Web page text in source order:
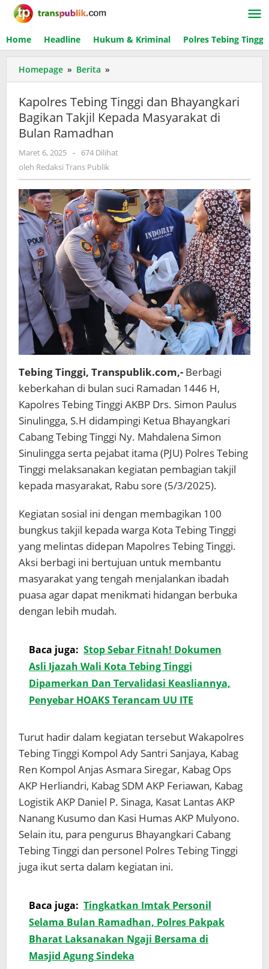
Lewati
Home Headline Hukum & Kriminal Polres Tebing Tinggi
Homepage » Berita »
Tebing
Tinggi
dan
Bhayangkari
Bagikan
Kepada
di
Bulan
Ramadhan
Kapolres Tebing Tinggi dan Bhayangkari
Bagikan Takjil Kepada Masyarakat di
Bulan Ramadhan
Maret 6, 2025 oleh
Redaksi
Publik
-
674 Dilihat
oleh Redaksi Trans Publik
Tebing Tinggi, Transpublik.com,- Berbagi
keberkahan di bulan suci Ramadan 1446 H,
Kapolres Tebing Tinggi AKBP Drs. Simon Paulus
Sinulingga, S.H didampingi Ketua Bhayangkari
Cabang Tebing Tinggi Ny. Mahdalena Simon
Sinulingga serta pejabat itama (PJU) Polres Tebing
Tinggi melaksanakan kegiatan pembagian takjil
kepada masyarakat, Rabu sore (5/3/2025).
Kegiatan sosial ini dengan membagikan 100
bungkus takjil kepada warga Kota Tebing Tinggi
yang melintas didepan Mapolres Tebing Tinggi.
Aksi berbagi ini bertujuan untuk membantu
masyarakat yang tengah menjalankan ibadah
puasa agar dapat menikmati hidangan berbuka
dengan lebih mudah.
Baca juga: Stop Sebar Fitnah! Dokumen
Asli Ijazah Wali Kota Tebing Tinggi
Dipamerkan Dan Tervalidasi Keasliannya,
Penyebar HOAKS Terancam UU ITE
Turut hadir dalam kegiatan tersebut Wakapolres
Tebing Tinggi Kompol Ady Santri Sanjaya, Kabag
Ren Kompol Anjas Asmara Siregar, Kabag Ops
AKP Herliandri, Kabag SDM AKP Feriawan, Kabag
Logistik AKP Daniel P. Sinaga, Kasat Lantas AKP
Nanang Kusumo dan Kasi Humas AKP Mulyono.
Selain itu, para pengurus Bhayangkari Cabang
Tebing Tinggi dan personel Polres Tebing Tinggi
juga ikut serta dalam kegiatan ini.
Baca juga: Tingkatkan Imtak Personil
Selama Bulan Ramadhan, Polres Pakpak
Bharat Laksanakan Ngaji Bersama di
Masjid Agung Sindeka